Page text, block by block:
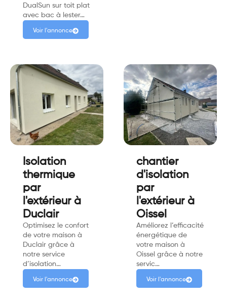
DualSun sur toit plat
avec bac à lester…
Voir l'annonce
Isolation
thermique
par
l'extérieur à
Duclair
Optimisez le confort
de votre maison à
Duclair grâce à
notre service
d’isolation…
Voir l'annonce
chantier
d'isolation
par
l'extérieur à
Oissel
Améliorez l’efficacité
énergétique de
votre maison à
Oissel grâce à notre
servic…
Voir l'annonce